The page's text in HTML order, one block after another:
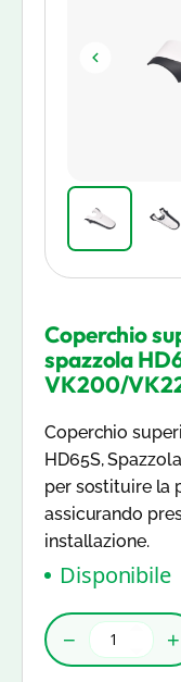
Coperchio
spazzola
VK200/
Coperchio
HD65S,
per sostituire la
assicurando
installazione.
Disponibile
− +